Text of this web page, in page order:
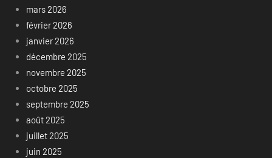
mars 2026
février 2026
janvier 2026
décembre 2025
novembre 2025
octobre 2025
septembre 2025
août 2025
juillet 2025
juin 2025